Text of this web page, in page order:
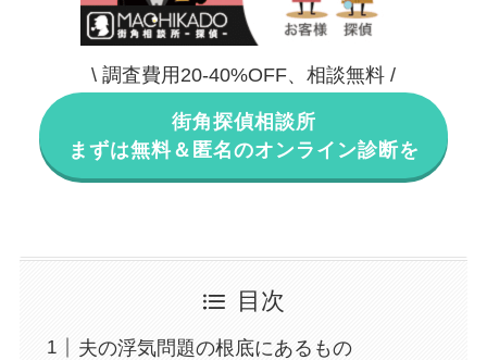
\ 調査費用20-40%OFF、相談無料 /
街角探偵相談所
まずは無料＆匿名のオンライン診断を
目次
夫の浮気問題の根底にあるもの